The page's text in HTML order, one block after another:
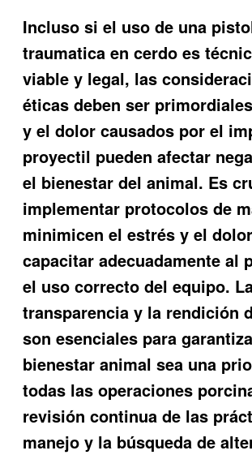
Incluso si el uso de una
traumatica en cerdo es
viable y legal, las
éticas deben ser
y el dolor causados por el
proyectil pueden afectar
el bienestar del animal. Es
implementar protocolos de
minimicen el estrés y el
capacitar adecuadamente al
el uso correcto del equipo.
transparencia y la rendición
son esenciales para
bienestar animal sea una
todas las operaciones
revisión continua de las
manejo y la búsqueda de